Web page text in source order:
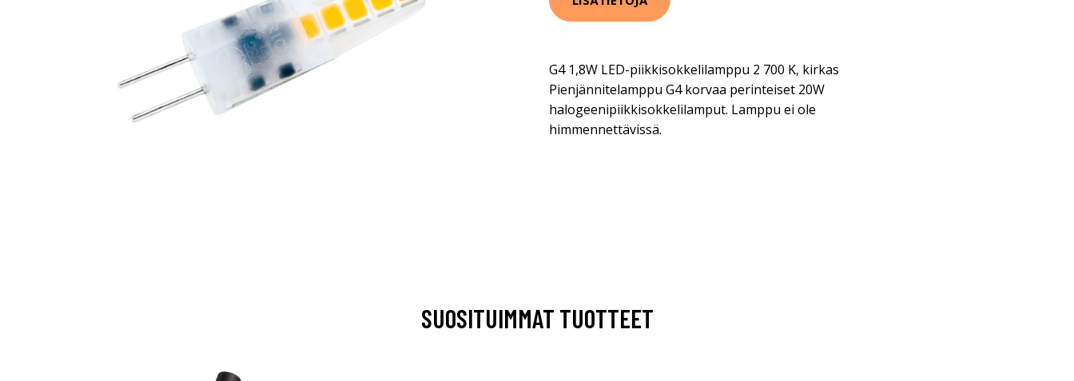
G4 1,8W LED-piikkisokkelilamppu 2 700 K, kirkas
Pienjännitelamppu G4 korvaa perinteiset 20W
halogeenipiikkisokkelilamput. Lamppu ei ole
himmennettävissä.
SUOSITUIMMAT TUOTTEET